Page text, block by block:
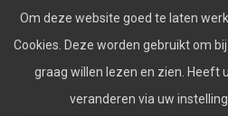
naar
inhoud
Om deze website goed te laten
Cookies. Deze worden gebruikt om
graag willen lezen en zien. Heeft
veranderen via uw